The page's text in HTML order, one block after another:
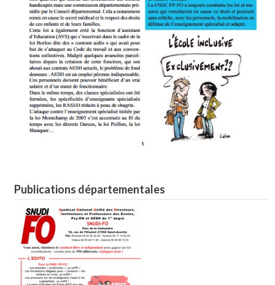
Publications départementales